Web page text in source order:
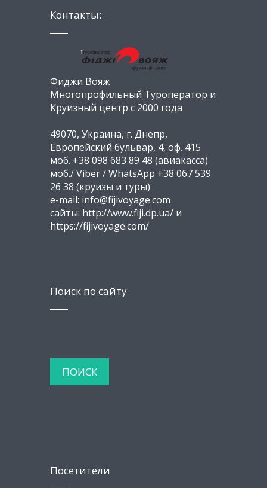
Контакты:
Фиджи Вояж
Многопрофильный Туроператор и
Круизный центр с 2000 года
49070, Украина, г. Днепр,
Европейский бульвар, 4, оф. 415
моб. +38 098 683 89 48 (авиакасса)
моб./ Viber / WhatsApp +38 067 539
26 38 (круизы и туры)
e-mail: info@fijivoyage.com
сайты: http://www.fiji.dp.ua/ и
https://fijivoyage.com/
Поиск по сайту
Посетители